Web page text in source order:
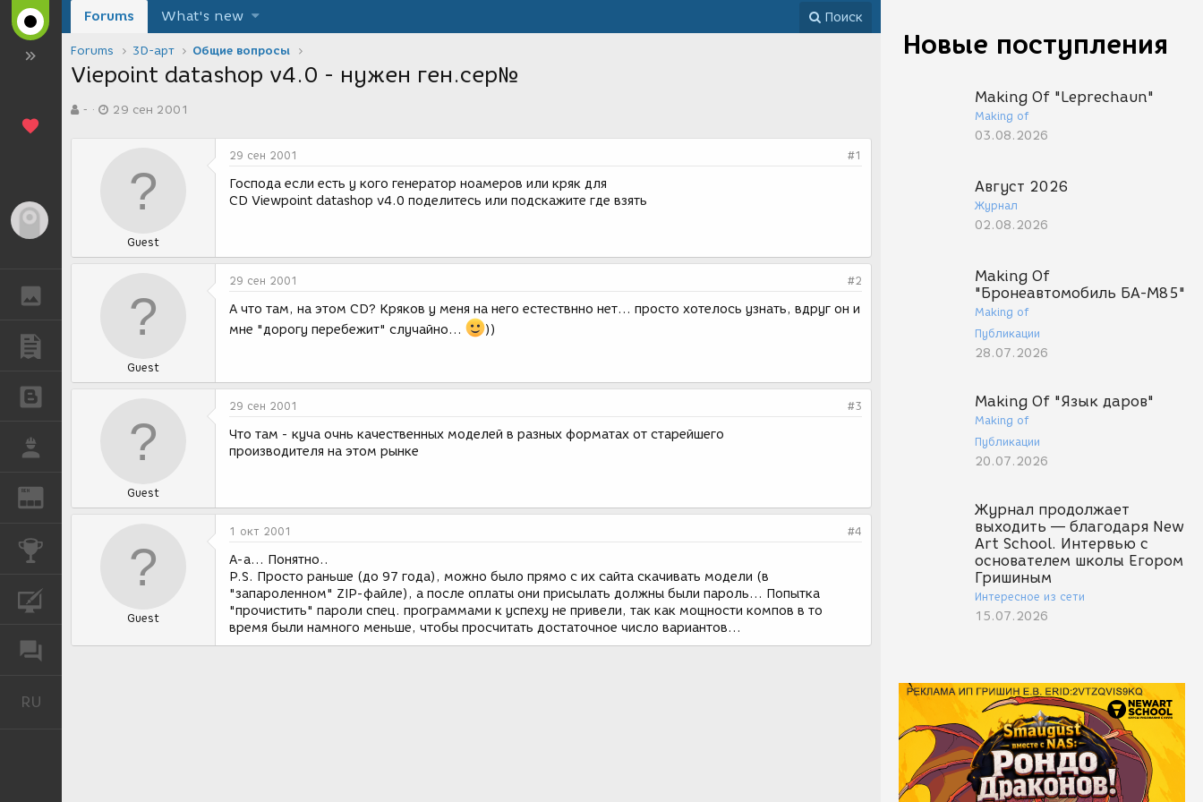
REN
КОНКУРСЫ
ФОРУМ
RU
Новые поступления
Making Of "Leprechaun"
Making of
03.08.2026
Август 2026
Журнал
02.08.2026
Making Of
"Бронеавтомобиль БА-М85"
Making of
Публикации
28.07.2026
Making Of "Язык даров"
Making of
Публикации
20.07.2026
Журнал продолжает
выходить — благодаря New
Art School. Интервью с
основателем школы Егором
Гришиным
Интересное из сети
15.07.2026
Forums What's new Поиск
Forums 3D-арт Общие вопросы
Viepoint datashop v4.0 - нужен ген.сер№
в-
а
и
29 сен 2001
Guest
29 сен 2001 #1
Господа если есть у кого генератор ноамеров или кряк для
CD Viewpoint datashop v4.0 поделитесь или подскажите где взять
Guest
29 сен 2001 #2
А что там, на этом CD? Кряков у меня на него естествнно нет... просто хотелось узнать, вдруг он и
мне "дорогу перебежит" случайно...
))
Guest
29 сен 2001 #3
Что там - куча очнь качественных моделей в разных форматах от старейшего
производителя на этом рынке
Guest
1 окт 2001 #4
А-а... Понятно..
P.S. Просто раньше (до 97 года), можно было прямо с их сайта скачивать модели (в
"запароленном" ZIP-файле), а после оплаты они присылать должны были пароль... Попытка
"прочистить" пароли спец. программами к успеху не привели, так как мощности компов в то
время были намного меньше, чтобы просчитать достаточное число вариантов...